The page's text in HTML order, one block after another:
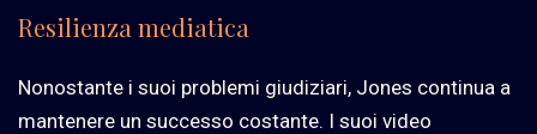
Resilienza mediatica
Nonostante i suoi problemi giudiziari, Jones continua a
mantenere un successo costante. I suoi video